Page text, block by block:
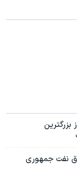
نفت جمهوری